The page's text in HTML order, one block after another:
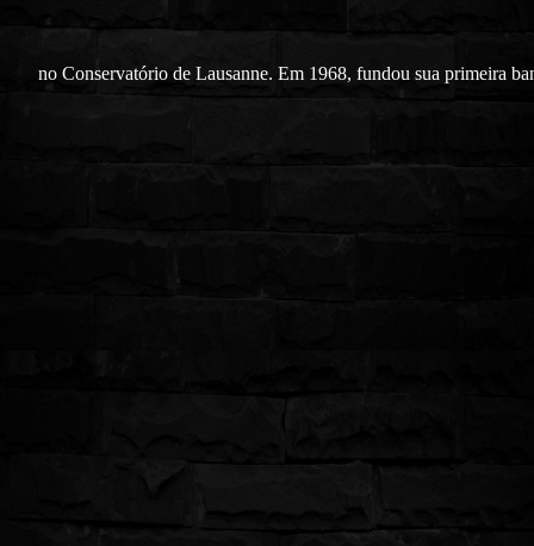
no Conservatório de Lausanne. Em 1968, fundou sua primeira